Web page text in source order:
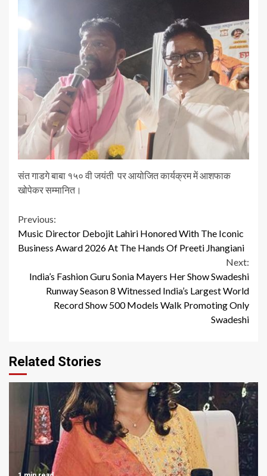
संत गाडगे बाबा १५० वी जयंती पर आयोजित कार्यक्रम में आशफाक
खोपेकर सम्मानित।
Continue
Reading
Previous:
Music Director Debojit Lahiri Honored With The Iconic
Business Award 2026 At The Hands Of Preeti Jhangiani
Next:
India’s Fashion Guru Sonia Mayers Her Show Swadeshi
Runway Season 8 Witnessed India’s Largest World
Record Show 500 Models Walk Promoting Only
Swadeshi
Related Stories